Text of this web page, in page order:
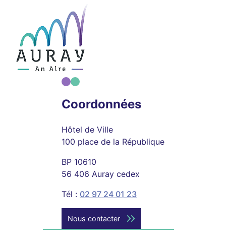
Coordonnées
Hôtel de Ville
100 place de la République
BP 10610
56 406 Auray cedex
Tél : 02 97 24 01 23
Nous contacter